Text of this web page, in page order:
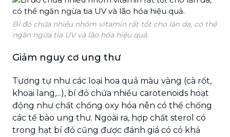
Bí đỏ chứa nhiều nhóm vitamin rất tốt cho làn da, có thể
ngăn ngừa tia UV và lão hóa hiệu quả.
Giảm nguy cơ ung thư
Tương tự như các loại hoa quả màu vàng (cà rốt,
khoai lang,...), bí đỏ chứa nhiều carotenoids hoạt
động như chất chống oxy hóa nên có thể chống
các tế bào ung thư. Ngoài ra, hợp chất sterol có
trong hạt bí đỏ cũng được đánh giá có có khả